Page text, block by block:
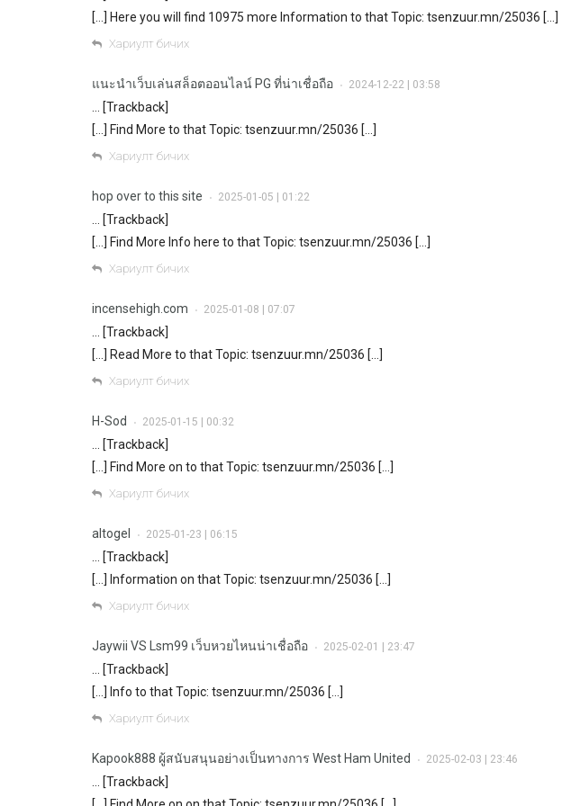
[…] Here you will find 10975 more Information to that Topic: tsenzuur.mn/25036 […]
Хариулт бичих
แนะนำเว็บเล่นสล็อตออนไลน์ PG ที่น่าเชื่อถือ • 2024-12-22 | 03:58
… [Trackback]
[…] Find More to that Topic: tsenzuur.mn/25036 […]
Хариулт бичих
hop over to this site • 2025-01-05 | 01:22
… [Trackback]
[…] Find More Info here to that Topic: tsenzuur.mn/25036 […]
Хариулт бичих
incensehigh.com • 2025-01-08 | 07:07
… [Trackback]
[…] Read More to that Topic: tsenzuur.mn/25036 […]
Хариулт бичих
H-Sod • 2025-01-15 | 00:32
… [Trackback]
[…] Find More on to that Topic: tsenzuur.mn/25036 […]
Хариулт бичих
altogel • 2025-01-23 | 06:15
… [Trackback]
[…] Information on that Topic: tsenzuur.mn/25036 […]
Хариулт бичих
Jaywii VS Lsm99 เว็บหวยไหนน่าเชื่อถือ • 2025-02-01 | 23:47
… [Trackback]
[…] Info to that Topic: tsenzuur.mn/25036 […]
Хариулт бичих
Kapook888 ผู้สนับสนุนอย่างเป็นทางการ West Ham United • 2025-02-03 | 23:46
… [Trackback]